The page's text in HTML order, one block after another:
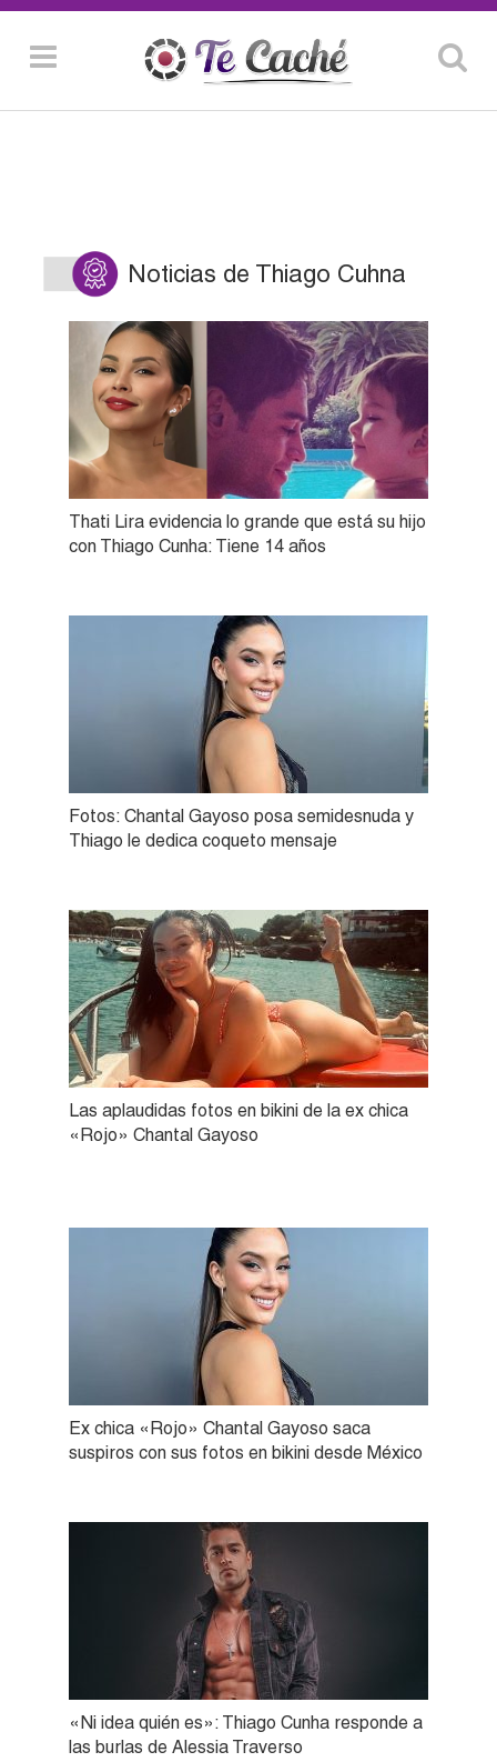
Noticias de Thiago Cuhna
Thati Lira evidencia lo grande que está su hijo
con Thiago Cunha: Tiene 14 años
Fotos: Chantal Gayoso posa semidesnuda y
Thiago le dedica coqueto mensaje
Las aplaudidas fotos en bikini de la ex chica
«Rojo» Chantal Gayoso
Ex chica «Rojo» Chantal Gayoso saca
suspiros con sus fotos en bikini desde México
«Ni idea quién es»: Thiago Cunha responde a
las burlas de Alessia Traverso